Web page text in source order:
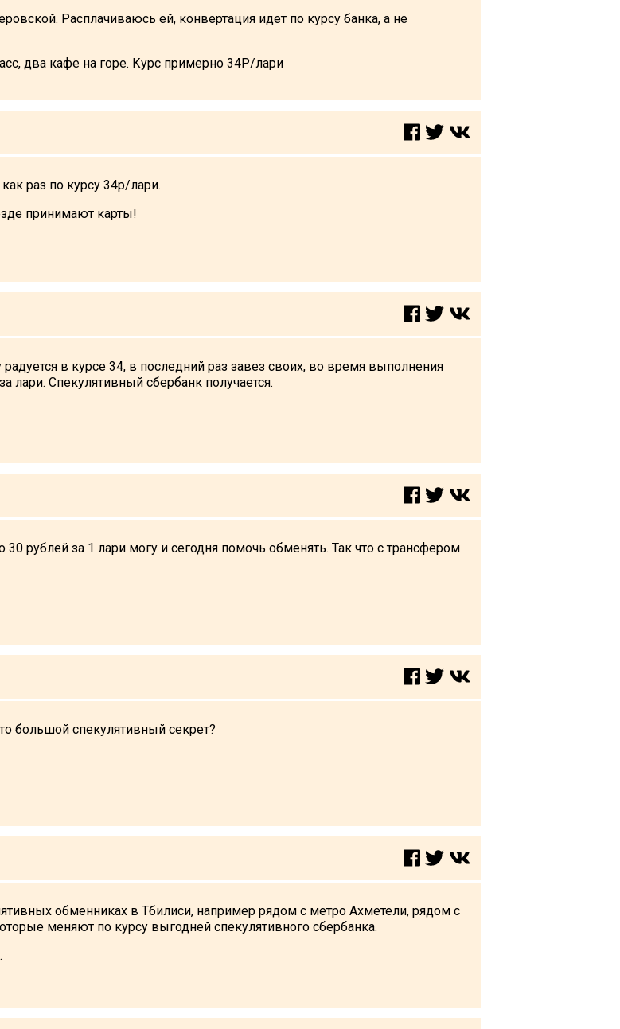
Расплачиваюсь ей, конвертация идет по курсу банка, а не
два кафе на горе. Курс примерно 34Р/лари
раз по курсу 34р/лари.
принимают карты!
в курсе 34, в последний раз завез своих, во время выполнения
лари. Спекулятивный сбербанк получается.
30 рублей за 1 лари могу и сегодня помочь обменять. Так что с трансфером
большой спекулятивный секрет?
обменниках в Тбилиси, например рядом с метро Ахметели, рядом с
меняют по курсу выгодней спекулятивного сбербанка.